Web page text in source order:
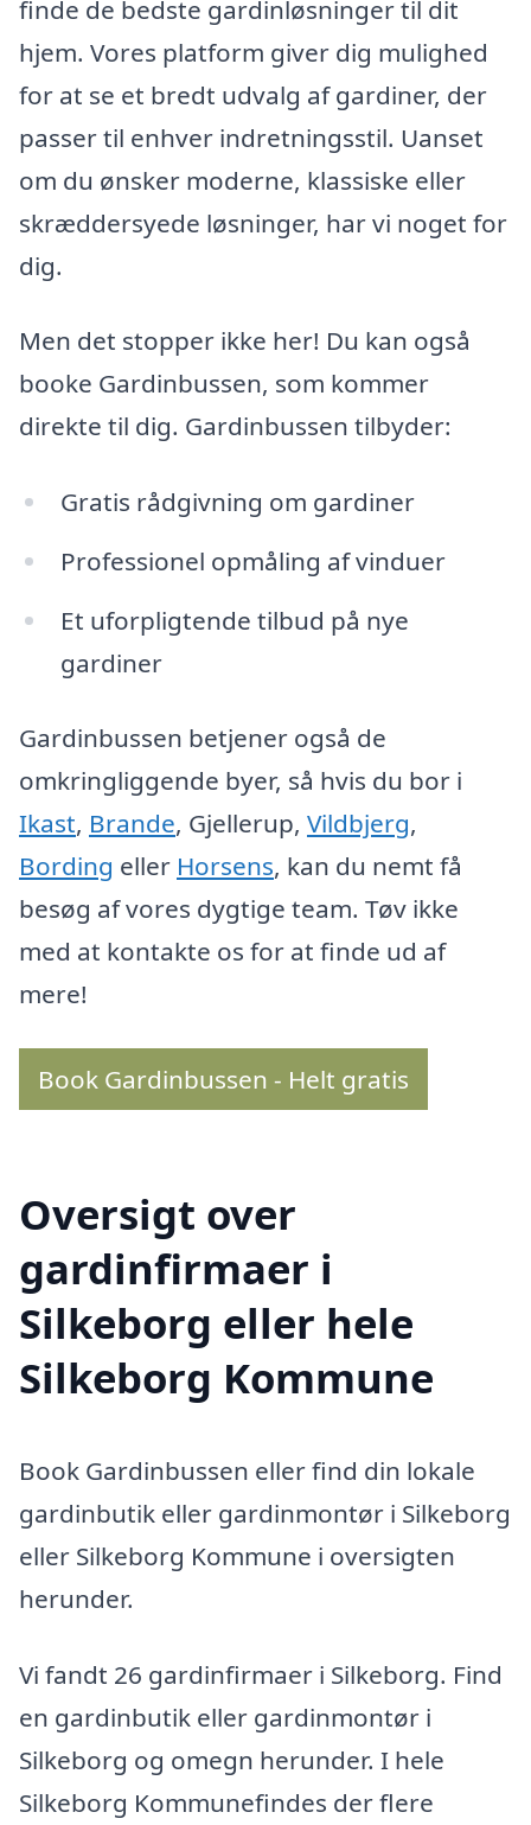
finde de bedste gardinløsninger til dit
hjem. Vores platform giver dig mulighed
for at se et bredt udvalg af gardiner, der
passer til enhver indretningsstil. Uanset
om du ønsker moderne, klassiske eller
skræddersyede løsninger, har vi noget for
dig.
Men det stopper ikke her! Du kan også
booke Gardinbussen, som kommer
direkte til dig. Gardinbussen tilbyder:
Gratis rådgivning om gardiner
Professionel opmåling af vinduer
Et uforpligtende tilbud på nye
gardiner
Gardinbussen betjener også de
omkringliggende byer, så hvis du bor i
Ikast, Brande, Gjellerup, Vildbjerg,
Bording eller Horsens, kan du nemt få
besøg af vores dygtige team. Tøv ikke
med at kontakte os for at finde ud af
mere!
Book Gardinbussen - Helt gratis
Oversigt over
gardinfirmaer i
Silkeborg eller hele
Silkeborg Kommune
Book Gardinbussen eller find din lokale
gardinbutik eller gardinmontør i Silkeborg
eller Silkeborg Kommune i oversigten
herunder.
Vi fandt 26 gardinfirmaer i Silkeborg. Find
en gardinbutik eller gardinmontør i
Silkeborg og omegn herunder. I hele
Silkeborg Kommunefindes der flere